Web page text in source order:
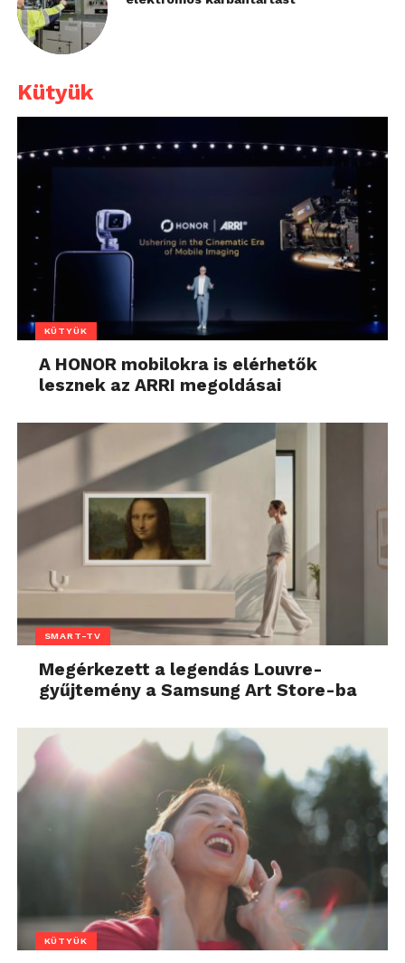
Kütyük
KÜTYÜK
A HONOR mobilokra is elérhetők
lesznek az ARRI megoldásai
SMART-TV
Megérkezett a legendás Louvre-
gyűjtemény a Samsung Art Store-ba
KÜTYÜK